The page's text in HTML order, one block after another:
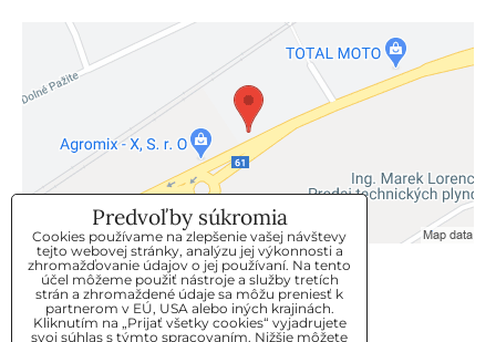
KLIENTSKÝ SERVIS
GDPR
Predvoľby súkromia
Cookies používame na zlepšenie vašej návštevy
tejto webovej stránky, analýzu jej výkonnosti a
zhromažďovanie údajov o jej používaní. Na tento
účel môžeme použiť nástroje a služby tretích
strán a zhromaždené údaje sa môžu preniesť k
partnerom v EÚ, USA alebo iných krajinách.
Kliknutím na „Prijať všetky cookies“ vyjadrujete
svoj súhlas s týmto spracovaním. Nižšie môžete